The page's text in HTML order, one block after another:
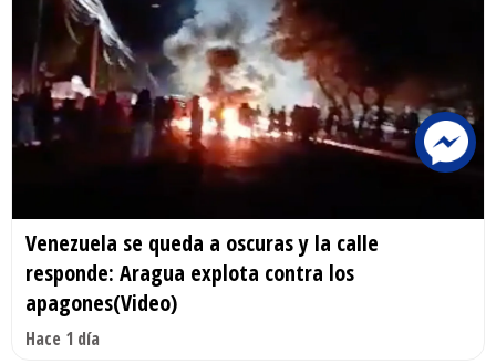
Venezuela se queda a oscuras y la calle
responde: Aragua explota contra los
apagones(Video)
Hace 1 día